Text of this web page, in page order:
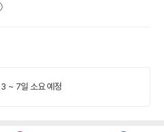
~ 7일 소요 예정